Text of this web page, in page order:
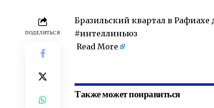
ПОДЕЛИТЬСЯ
Бразильский квартал в Рафиахе
#интеллиньюз
Read More
Также может понравиться